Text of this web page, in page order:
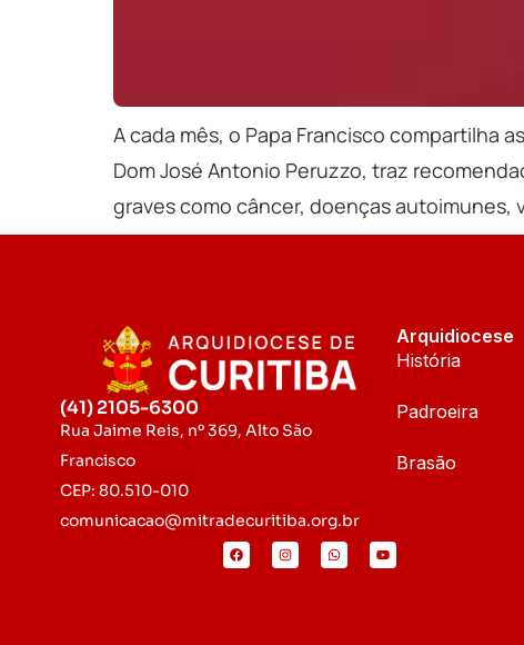
A cada mês, o Papa Francisco compartilha
Dom José Antonio Peruzzo, traz
graves como câncer, doenças autoimunes,
(41) 2105-6300
Rua Jaime Reis, nº 369, Alto São
Francisco
CEP: 80.510-010
comunicacao@mitradecuritiba.org.br
Arquidiocese
História
Padroeira
Brasão